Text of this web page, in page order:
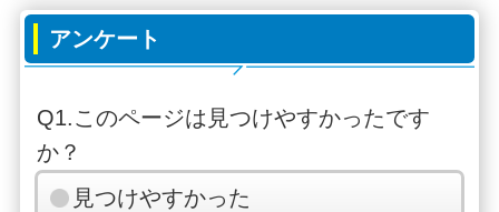
アンケート
Q1.このページは見つけやすかったです
か？
見つけやすかった